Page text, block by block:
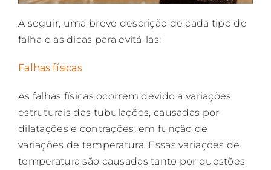
A seguir, uma breve descrição de cada tipo de
falha e as dicas para evitá-las:
Falhas físicas
As falhas físicas ocorrem devido a variações
estruturais das tubulações, causadas por
dilatações e contrações, em função de
variações de temperatura. Essas variações de
temperatura são causadas tanto por questões